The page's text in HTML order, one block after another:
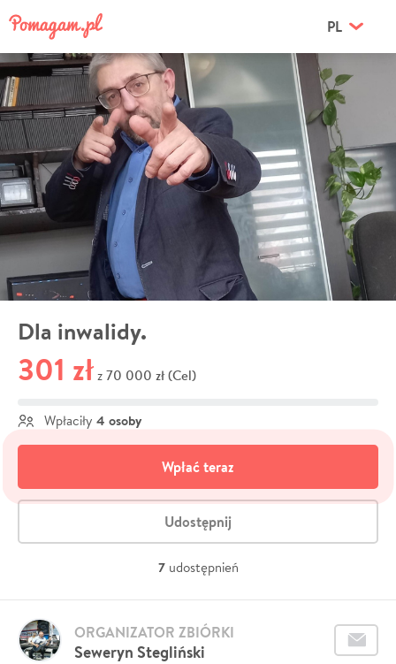
PL
Dla inwalidy.
301 zł z 70 000 zł (Cel)
Wpłaciły 4 osoby
Wpłać teraz
Udostępnij
7 udostępnień
Seweryn Stegliński
ORGANIZATOR ZBIÓRKI